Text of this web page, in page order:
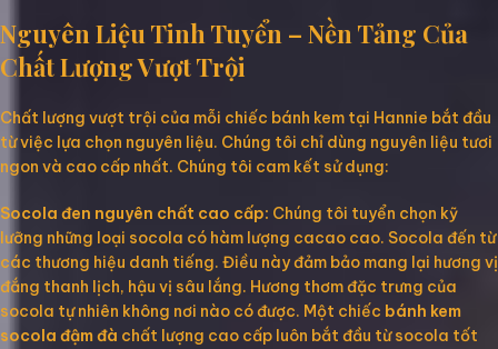
Nguyên Liệu Tinh Tuyển – Nền Tảng Của
Chất Lượng Vượt Trội
Chất lượng vượt trội của mỗi chiếc bánh kem tại Hannie bắt đầu
từ việc lựa chọn nguyên liệu. Chúng tôi chỉ dùng nguyên liệu tươi
ngon và cao cấp nhất. Chúng tôi cam kết sử dụng:
Socola đen nguyên chất cao cấp: Chúng tôi tuyển chọn kỹ
lưỡng những loại socola có hàm lượng cacao cao. Socola đến từ
các thương hiệu danh tiếng. Điều này đảm bảo mang lại hương vị
đắng thanh lịch, hậu vị sâu lắng. Hương thơm đặc trưng của
socola tự nhiên không nơi nào có được. Một chiếc bánh kem
socola đậm đà chất lượng cao cấp luôn bắt đầu từ socola tốt